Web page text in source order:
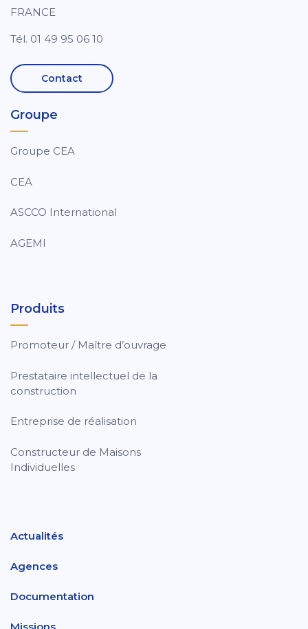
FRANCE
Tél. 01 49 95 06 10
Contact
Groupe
Groupe CEA
CEA
ASCCO International
AGEMI
Produits
Promoteur / Maître d’ouvrage
Prestataire intellectuel de la
construction
Entreprise de réalisation
Constructeur de Maisons
Individuelles
Actualités
Agences
Documentation